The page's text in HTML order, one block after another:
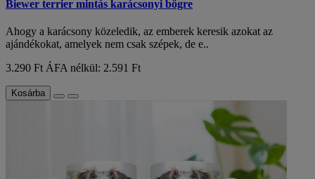
Biewer terrier mintás karácsonyi bögre
Ahogy a karácsony közeledik, az emberek keresik azokat az
ajándékokat, amelyek nem csak szépek, de e..
3.290 Ft ÁFA nélkül: 2.591 Ft
Kosárba